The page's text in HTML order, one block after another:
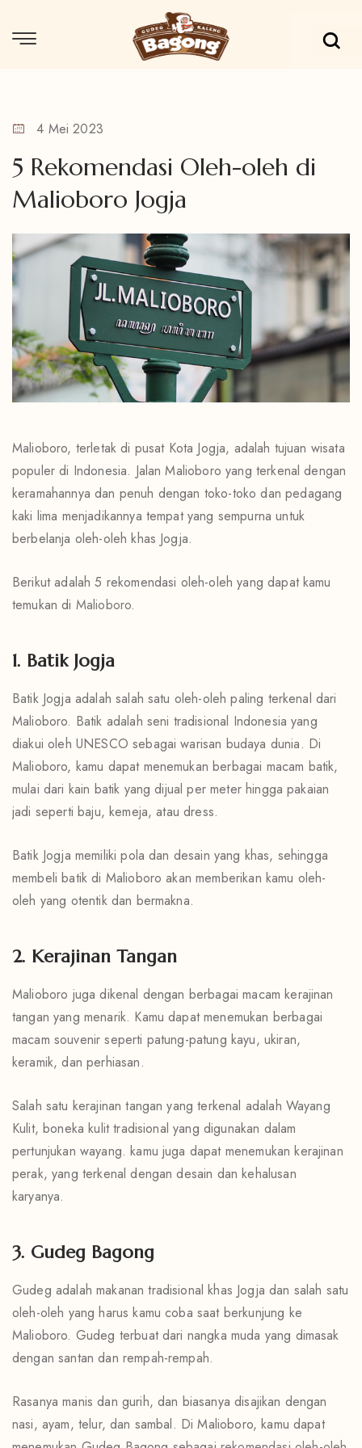
4 Mei 2023
5 Rekomendasi Oleh-oleh di
Malioboro Jogja
Malioboro, terletak di pusat Kota Jogja, adalah tujuan wisata
populer di Indonesia. Jalan Malioboro yang terkenal dengan
keramahannya dan penuh dengan toko-toko dan pedagang
kaki lima menjadikannya tempat yang sempurna untuk
berbelanja oleh-oleh khas Jogja.
Berikut adalah 5 rekomendasi oleh-oleh yang dapat kamu
temukan di Malioboro.
1. Batik Jogja
Batik Jogja adalah salah satu oleh-oleh paling terkenal dari
Malioboro. Batik adalah seni tradisional Indonesia yang
diakui oleh UNESCO sebagai warisan budaya dunia. Di
Malioboro, kamu dapat menemukan berbagai macam batik,
mulai dari kain batik yang dijual per meter hingga pakaian
jadi seperti baju, kemeja, atau dress.
Batik Jogja memiliki pola dan desain yang khas, sehingga
membeli batik di Malioboro akan memberikan kamu oleh-
oleh yang otentik dan bermakna.
2. Kerajinan Tangan
Malioboro juga dikenal dengan berbagai macam kerajinan
tangan yang menarik. Kamu dapat menemukan berbagai
macam souvenir seperti patung-patung kayu, ukiran,
keramik, dan perhiasan.
Salah satu kerajinan tangan yang terkenal adalah Wayang
Kulit, boneka kulit tradisional yang digunakan dalam
pertunjukan wayang. kamu juga dapat menemukan kerajinan
perak, yang terkenal dengan desain dan kehalusan
karyanya.
3. Gudeg Bagong
Gudeg adalah makanan tradisional khas Jogja dan salah satu
oleh-oleh yang harus kamu coba saat berkunjung ke
Malioboro. Gudeg terbuat dari nangka muda yang dimasak
dengan santan dan rempah-rempah.
Rasanya manis dan gurih, dan biasanya disajikan dengan
nasi, ayam, telur, dan sambal. Di Malioboro, kamu dapat